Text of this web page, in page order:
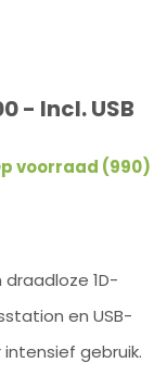
- Incl. USB
voorraad (990)
draadloze 1D-
en USB-
gebruik.